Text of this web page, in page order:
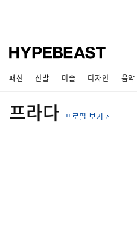
패션 신발 미술 디자인 음악
프라다 프로필 보기